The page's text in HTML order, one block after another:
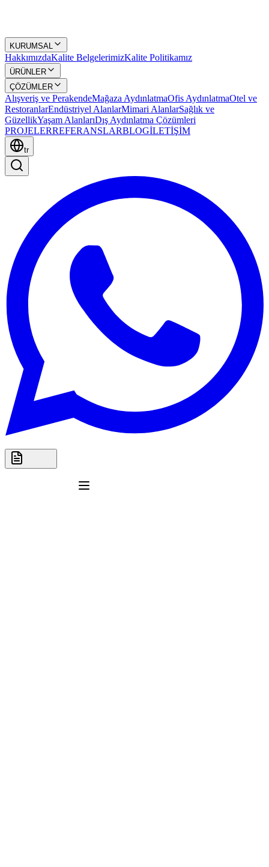
KURUMSAL
HakkımızdaKalite BelgelerimizKalite Politikamız
ÜRÜNLER
ÇÖZÜMLER
Alışveriş ve PerakendeMağaza AydınlatmaOfis AydınlatmaOtel ve
RestoranlarEndüstriyel AlanlarMimari AlanlarSağlık ve
GüzellikYaşam AlanlarıDış Aydınlatma Çözümleri
PROJELERREFERANSLARBLOGİLETİŞİM
tr